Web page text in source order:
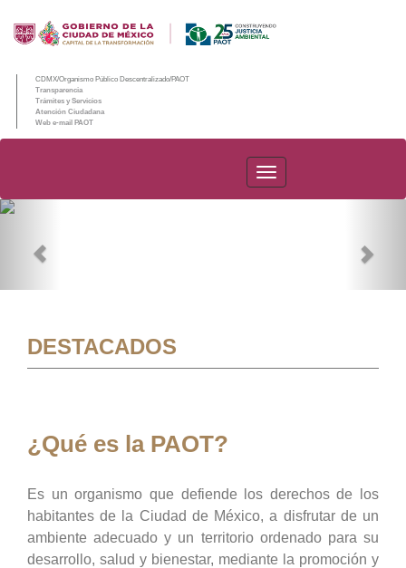
CDMX/Organismo Público Descentralizado/PAOT
Transparencia
Trámites y Servicios
Atención Ciudadana
Web e-mail PAOT
PAOT
DESTACADOS
¿Qué es la PAOT?
Es un organismo que defiende los derechos de los
habitantes de la Ciudad de México, a disfrutar de un
ambiente adecuado y un territorio ordenado para su
desarrollo, salud y bienestar, mediante la promoción y